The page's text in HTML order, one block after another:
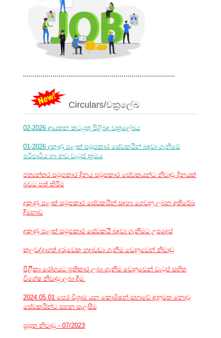
.............................................................................
Circulars/චක්‍රලේඛ
02-2026 ආයතන කටයුතු පිළිබඳ චක්‍රලේඛය
01-2026 දකුණු පළාත් සමූපකාර සේවකයින් බඳවා ගැනීමේ
පටිපාටිය හා නව වැටුප් ක්‍රමය
ජත්‍යන්තර සමුපකාර දිනය සමුපකාර සේවකයන්ට නිවාඩු දිනයක්
බවට පත් කිරීම
දකුණු පළාත් සමූපකාර සේවකයින් සඳහා ගෙවනු ලබන අතිරේඛ
දීමනාව
දකුණු පළාත් සමුපකාර සේවකයි් බඳවා ගැනීමට උපදෙස්
කුලවද්දාගත් දරුවෙකු හදාවඩා ගැනීම වෙනුවෙන් නිවාඩු
පිළිිකා රෝගයට ප්‍රතිකාර ලබා ගැනීම වෙනුවෙන් වැටුප් සහිත
විශේෂ නිවාඩු ලබා දීම.
2024.05.01 පෙර විශ්‍රාම යන කොමිෂන් සභාවේ අනුමත නොවූ
සේවකයින්ට සහන සැලසීම
ප්‍රසූත නිවාඩු - 07/2023